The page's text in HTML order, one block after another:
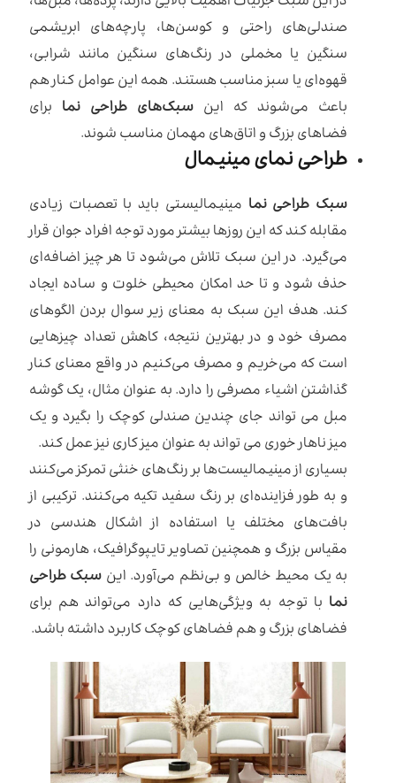
صندلی‌های راحتی و کوسن‌ها، پارچه‌های ابریشمی
سنگین یا مخملی در رنگ‌های سنگین مانند شرابی،
قهوه‌ای یا سبز مناسب هستند. همه این عوامل کنار هم
باعث می‌شوند که این سبک‌های طراحی نما برای
فضاهای بزرگ و اتاق‌های مهمان مناسب شوند.
طراحی نمای مینیمال
سبک طراحی نما مینیمالیستی باید با تعصبات زیادی
مقابله کند که این روزها بیشتر مورد توجه افراد جوان قرار
می‌گیرد. در این سبک تلاش می‌شود تا هر چیز اضافه‌ای
حذف شود و تا حد امکان محیطی خلوت و ساده ایجاد
کند. هدف این سبک به معنای زیر سوال بردن الگوهای
مصرف خود و در بهترین نتیجه، کاهش تعداد چیزهایی
است که می‌خریم و مصرف می‌کنیم در واقع معنای کنار
گذاشتن اشیاء مصرفی را دارد. به عنوان مثال، یک گوشه
مبل می تواند جای چندین صندلی کوچک را بگیرد و یک
میز ناهار خوری می تواند به عنوان میز کاری نیز عمل کند.
بسیاری از مینیمالیست‌ها بر رنگ‌های خنثی تمرکز می‌کنند
و به طور فزاینده‌ای بر رنگ سفید تکیه می‌کنند. ترکیبی از
بافت‌های مختلف یا استفاده از اشکال هندسی در
مقیاس بزرگ و همچنین تصاویر تایپوگرافیک، هارمونی را
به یک محیط خالص و بی‌نظم می‌آورد. این سبک طراحی
نما با توجه به ویژگی‌هایی که دارد می‌تواند هم برای
فضاهای بزرگ و هم فضاهای کوچک کاربرد داشته باشد.